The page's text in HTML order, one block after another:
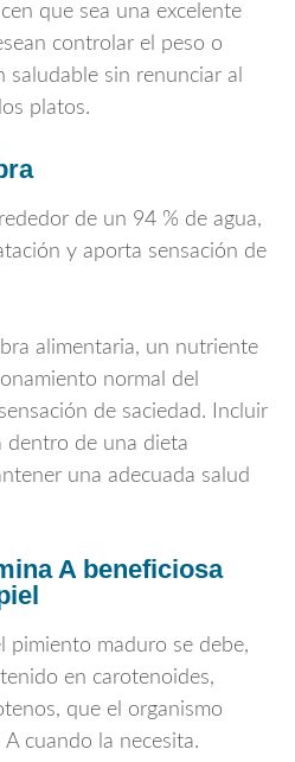
que sea una excelente
controlar el peso o
saludable sin renunciar al
platos.
de un 94 % de agua,
y aporta sensación de
alimentaria, un nutriente
normal del
de saciedad. Incluir
dentro de una dieta
una adecuada salud
A beneficiosa
pimiento maduro se debe,
en carotenoides,
que el organismo
cuando la necesita.